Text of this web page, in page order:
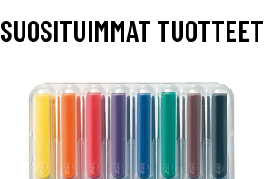
SUOSITUIMMAT TUOTTEET